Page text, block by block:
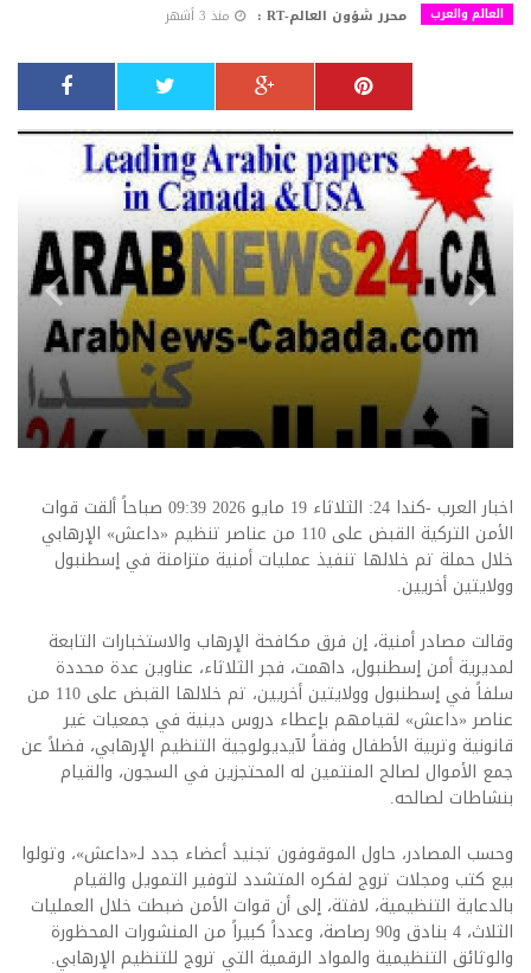
العالم والعرب محرر شؤون العالم-RT : منذ 3 أشهر
اخبار العرب -كندا 24: الثلاثاء 19 مايو 2026 09:39 صباحاً ألقت قوات
الأمن التركية القبض على 110 من عناصر تنظيم «داعش» الإرهابي
خلال حملة تم خلالها تنفيذ عمليات أمنية متزامنة في إسطنبول
وولايتين أخريين.
وقالت مصادر أمنية، إن فرق مكافحة الإرهاب والاستخبارات التابعة
لمديرية أمن إسطنبول، داهمت، فجر الثلاثاء، عناوين عدة محددة
سلفاً في إسطنبول وولايتين أخريين، تم خلالها القبض على 110 من
عناصر «داعش» لقيامهم بإعطاء دروس دينية في جمعيات غير
قانونية وتربية الأطفال وفقاً لآيديولوجية التنظيم الإرهابي، فضلاً عن
جمع الأموال لصالح المنتمين له المحتجزين في السجون، والقيام
بنشاطات لصالحه.
وحسب المصادر، حاول الموقوفون تجنيد أعضاء جدد لـ«داعش»، وتولوا
بيع كتب ومجلات تروج لفكره المتشدد لتوفير التمويل والقيام
بالدعاية التنظيمية، لافتة، إلى أن قوات الأمن ضبطت خلال العمليات
الثلاث، 4 بنادق و90 رصاصة، وعدداً كبيراً من المنشورات المحظورة
والوثائق التنظيمية والمواد الرقمية التي تروج للتنظيم الإرهابي.